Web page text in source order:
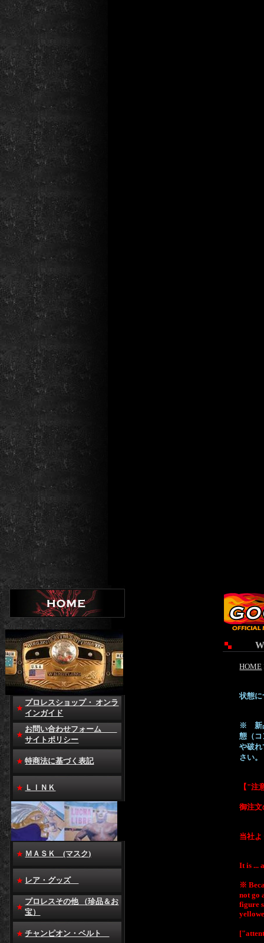
プロレスショップ・ オンラ
インガイド
お問い合わせフォーム
サイトポリシー
特商法に基づく表記
ＬＩＮＫ
ＭＡＳＫ (マスク)
レア・グッズ
プロレスその他 （珍品＆お
宝）
チャンピオン・ベルト
WWＦ
HOME
状態
※ 新
態（
や破
さい。
【"注
御注
当社
It is ...
※
not go
figure